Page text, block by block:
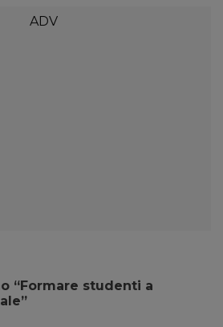
“Formare studenti a